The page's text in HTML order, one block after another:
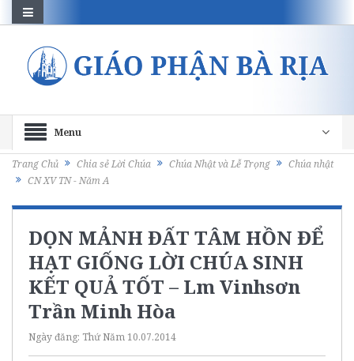
Menu
Trang Chủ Chia sẻ Lời Chúa Chúa Nhật và Lễ Trọng
Chúa nhật
CN XV TN - Năm A
DỌN MẢNH ĐẤT TÂM HỒN ĐỂ
HẠT GIỐNG LỜI CHÚA SINH
KẾT QUẢ TỐT – Lm Vinhsơn
Trần Minh Hòa
Ngày đăng: Thứ Năm 10.07.2014